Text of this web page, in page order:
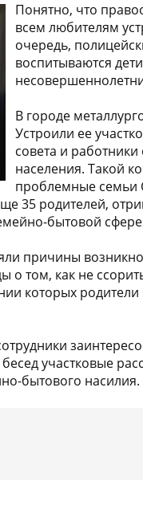
Понятно, что
всем любителям
очередь,
воспитываются
В городе
Устроили ее
совета и
населения. Такой
проблемные семьи
35 родителей,
бытовой
причины
о том, как не
которых
участковые
бытового насилия.